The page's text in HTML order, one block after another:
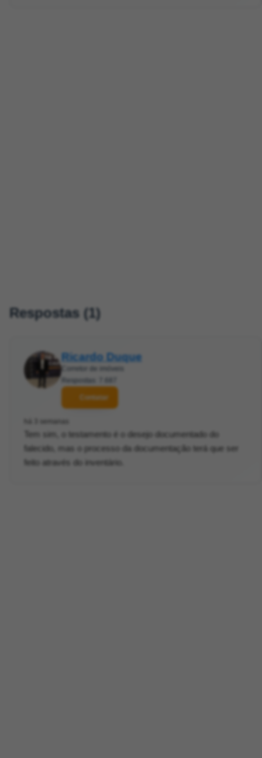
Respostas (1)
Ricardo Duque
Contatar
Tem sim, o testamento é o desejo documentado do
falecido, mas o processo da documentação terá que ser
feito através do inventário.